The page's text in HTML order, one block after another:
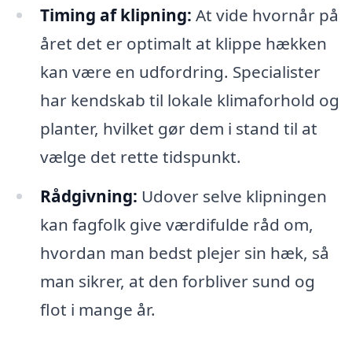
Timing af klipning: At vide hvornår på
året det er optimalt at klippe hækken
kan være en udfordring. Specialister
har kendskab til lokale klimaforhold og
planter, hvilket gør dem i stand til at
vælge det rette tidspunkt.
Rådgivning: Udover selve klipningen
kan fagfolk give værdifulde råd om,
hvordan man bedst plejer sin hæk, så
man sikrer, at den forbliver sund og
flot i mange år.